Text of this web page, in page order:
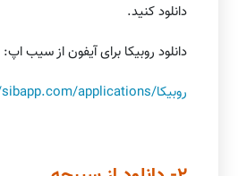
دانلود کنید.
دانلود روبیکا برای آیفون از سیب اپ:
https://sibapp.com/applications/روبیکا